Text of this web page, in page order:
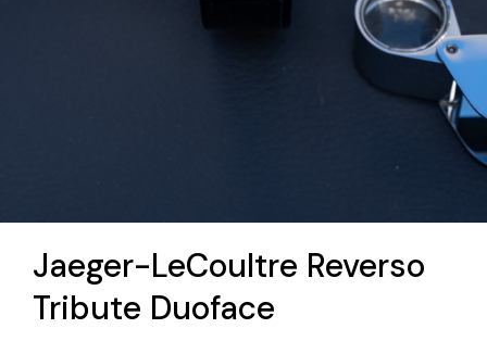
Jaeger-LeCoultre Reverso
Tribute Duoface